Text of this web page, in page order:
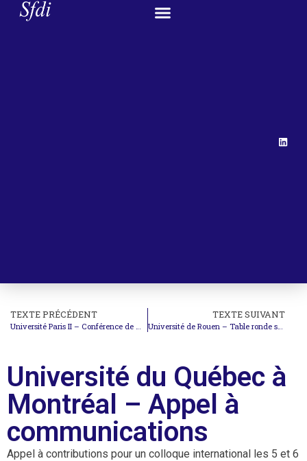
TEXTE PRÉCÉDENT TEXTE SUIVANT
Université du Québec à
Montréal – Appel à
communications
Appel à contributions pour un colloque international les 5 et 6